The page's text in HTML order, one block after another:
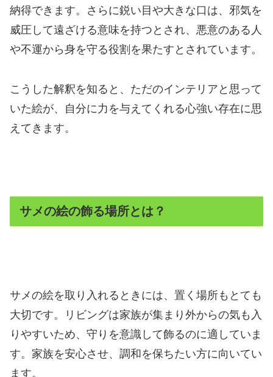
納得できます。さらに鋭い目や大きな口は、邪気を
威圧して遠ざける意味を持つとされ、悪意のある人
や不運から身を守る役割を果たすとされています。
こうした解釈を知ると、ただのインテリアと思って
いた絵が、自分に力を与えてくれる心強い存在に思
えてきます。
サメの絵の飾る場所とは？
サメの絵を取り入れるときには、置く場所もとても
大切です。リビングは家族が集まり外からの気も入
りやすいため、守りを意識して飾るのに適していま
す。家族を安心させ、調和を保ちたい方に向いてい
ます。